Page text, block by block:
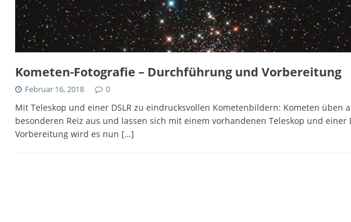
Kometen-Fotografie – Durchführung und Vorbereitung
Februar 16, 2018 0
Mit Teleskop und einer DSLR zu eindrucksvollen Kometenbildern: Kometen üben
besonderen Reiz aus und lassen sich mit einem vorhandenen Teleskop und
Vorbereitung wird es nun […]